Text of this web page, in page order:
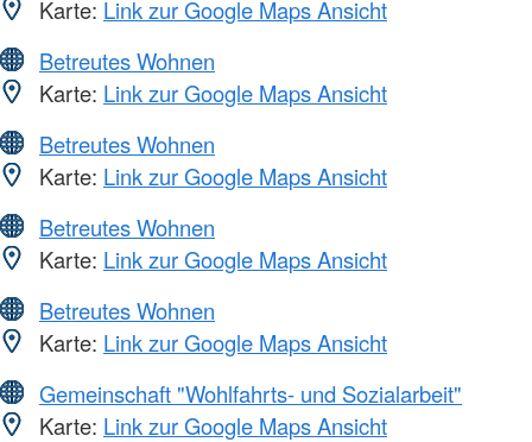
Karte: Link zur Google Maps Ansicht
Betreutes Wohnen
Karte: Link zur Google Maps Ansicht
Betreutes Wohnen
Karte: Link zur Google Maps Ansicht
Betreutes Wohnen
Karte: Link zur Google Maps Ansicht
Betreutes Wohnen
Karte: Link zur Google Maps Ansicht
Gemeinschaft "Wohlfahrts- und Sozialarbeit"
Karte: Link zur Google Maps Ansicht